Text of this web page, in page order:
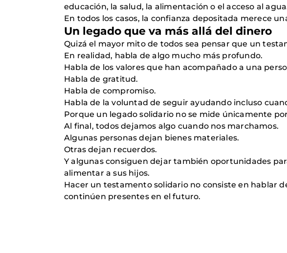
educación, la salud, la alimentación o el acceso al
En todos los casos, la confianza depositada merece
Un legado que va más allá del dinero
Quizá el mayor mito de todos sea pensar que un
En realidad, habla de algo mucho más profundo.
Habla de los valores que han acompañado a una
Habla de gratitud.
Habla de compromiso.
Habla de la voluntad de seguir ayudando incluso
Porque un legado solidario no se mide únicamente
Al final, todos dejamos algo cuando nos marchamos.
Algunas personas dejan bienes materiales.
Otras dejan recuerdos.
Y algunas consiguen dejar también oportunidades
alimentar a sus hijos.
Hacer un testamento solidario no consiste en hablar
continúen presentes en el futuro.